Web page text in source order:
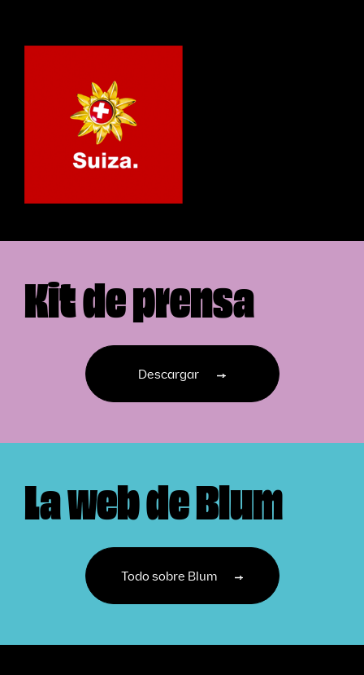
Kit de prensa
Descargar
La web de Blum
Todo sobre Blum